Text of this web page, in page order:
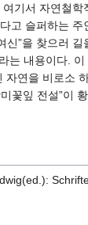
기서 자연철
고 슬퍼하는
”을 찾으러
내용이다.
연을 비로소
꽃잎 전설”이